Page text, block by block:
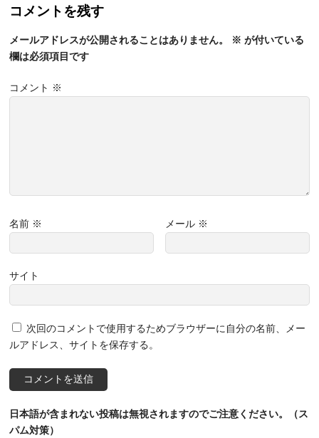
コメントを残す
メールアドレスが公開されることはありません。 ※ が付いている
欄は必須項目です
コメント ※
名前 ※ メール ※
サイト
次回のコメントで使用するためブラウザーに自分の名前、メー
ルアドレス、サイトを保存する。
日本語が含まれない投稿は無視されますのでご注意ください。（ス
パム対策）